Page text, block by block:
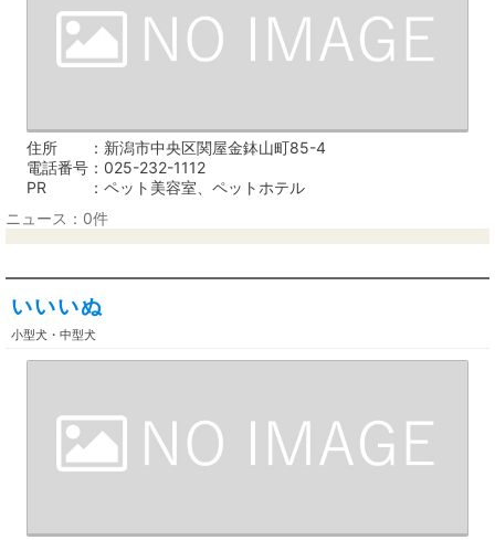
住所
新潟市中央区関屋金鉢山町85-4
電話番号
025-232-1112
PR
ペット美容室、ペットホテル
ニュース：0件
いいいぬ
小型犬・中型犬